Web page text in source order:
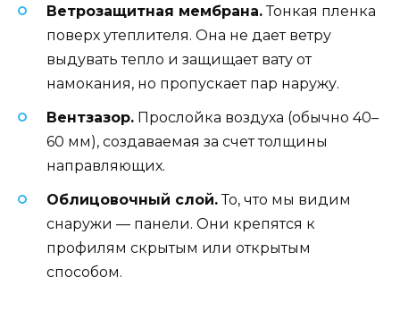
Ветрозащитная мембрана.Тонкая пленка
поверх утеплителя. Она не дает ветру
выдувать тепло и защищает вату от
намокания, но пропускает пар наружу.
Вентзазор. Прослойка воздуха (обычно 40–
60 мм), создаваемая за счет толщины
направляющих.
Облицовочный слой.То, что мы видим
снаружи — панели. Они крепятся к
профилям скрытым или открытым
способом.